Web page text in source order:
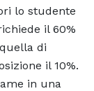
lo studente
il 60%
di
il 10%.
in una